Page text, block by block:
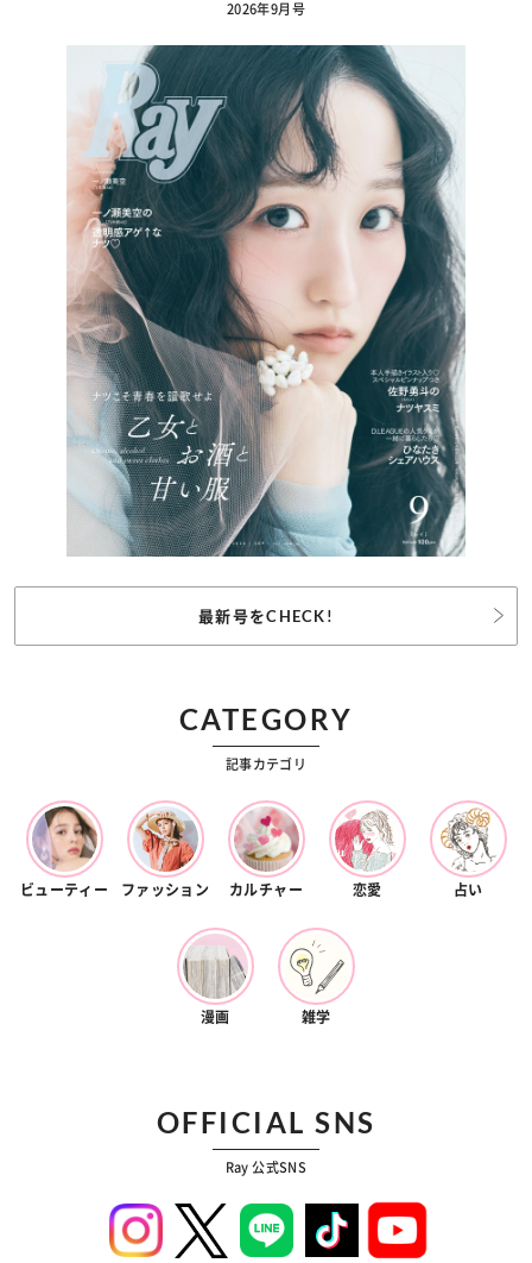
2026年9月号
最新号をCHECK!
CATEGORY
記事カテゴリ
ビューティー ファッション カルチャー 恋愛 占い
漫画 雑学
OFFICIAL SNS
Ray 公式SNS